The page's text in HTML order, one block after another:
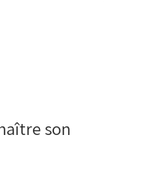
son